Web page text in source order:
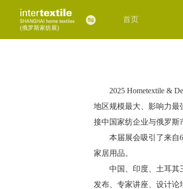
(俄罗斯家纺展)
首页
2025 Hometextile &
地区规模最大、影响力最
接中国家纺企业与俄罗斯
本届展会吸引了来自
家居用品。
中国、印度、土耳其
发布、专家讲座、设计论